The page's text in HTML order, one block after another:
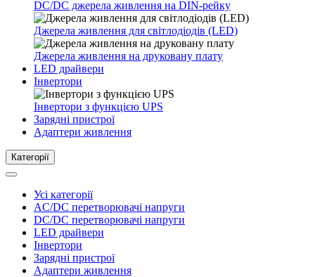
DC/DC джерела живлення на DIN-рейку
Джерела живлення для світлодіодів (LED)
Джерела живлення на друковану плату
LED драйвери
Інвертори
Інвертори з функцією UPS
Зарядні пристрої
Адаптери живлення
Категорії
Усі категорії
AC/DC перетворювачі напруги
DC/DC перетворювачі напруги
LED драйвери
Інвертори
Зарядні пристрої
Адаптери живлення